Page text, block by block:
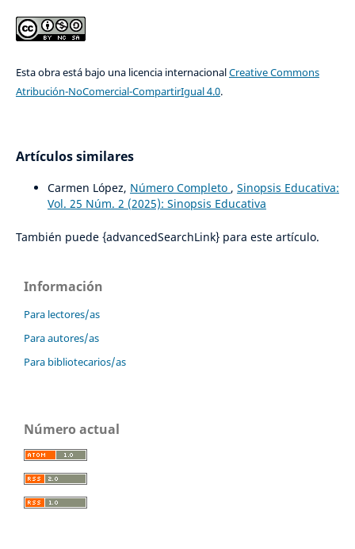
Esta obra está bajo una licencia internacionalCreative Commons
Atribución-NoComercial-CompartirIgual 4.0.
Artículos similares
Carmen López, Número Completo , Sinopsis Educativa:
Vol. 25 Núm. 2 (2025): Sinopsis Educativa
También puede {advancedSearchLink} para este artículo.
Información
Para lectores/as
Para autores/as
Para bibliotecarios/as
Número actual